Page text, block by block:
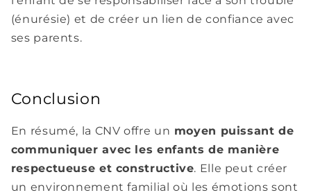
(énurésie) et de créer un lien de confiance avec
ses parents.
Conclusion
En résumé, la CNV offre un moyen puissant de
communiquer avec les enfants de manière
respectueuse et constructive. Elle peut créer
un environnement familial où les émotions sont